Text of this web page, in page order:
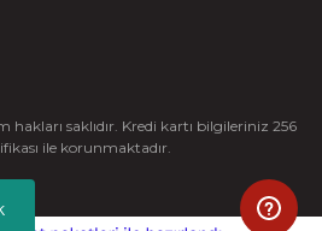
saklıdır. Kredi kartı bilgileriniz 256
ile korunmaktadır.